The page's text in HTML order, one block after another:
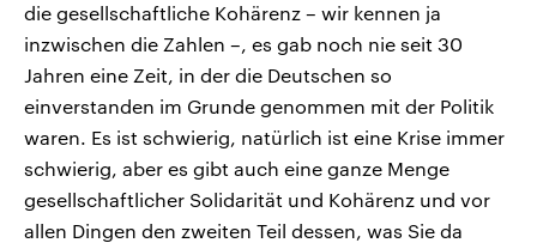
die gesellschaftliche Kohärenz – wir kennen ja
inzwischen die Zahlen –, es gab noch nie seit 30
Jahren eine Zeit, in der die Deutschen so
einverstanden im Grunde genommen mit der Politik
waren. Es ist schwierig, natürlich ist eine Krise immer
schwierig, aber es gibt auch eine ganze Menge
gesellschaftlicher Solidarität und Kohärenz und vor
allen Dingen den zweiten Teil dessen, was Sie da